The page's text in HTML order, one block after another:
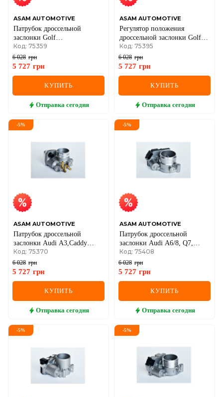
NISSAN
OPEL
PEUGEOT
POLESTAR
RAM
RAVON
RENAULT
SKODA
SMART
SSANGYONG
SUBARU
SUZUKI
TESLA
TOYOTA
ASAM AUTOMOTIVE
Патрубок дроссельной
заслонки Golf
IV,Polo,Seat,Skoda Fabia
1.4/1.6 99- VW
Код: 75359
6 028 грн
5 727 грн
КУПИТЬ
Отправка сегодня
ASAM AUTOMOTIVE
Регулятор положения
дроссельной заслонки Golf
IV,Polo,Skoda Octavia 1.4 VW
Код: 75395
6 028 грн
5 727 грн
КУПИТЬ
Отправка сегодня
-5%
ASAM AUTOMOTIVE
Патрубок дроссельной
заслонки Audi A3,Caddy
III,Golf
IV,V,Polo,Touran,Skoda
Octavia 1.6 VW
Код: 75370
6 028 грн
5 727 грн
КУПИТЬ
Отправка сегодня
-5%
ASAM AUTOMOTIVE
Патрубок дроссельной
заслонки Audi A6/8, Q7,
Touareg 2.7/3.0TDI 04-VW
Код: 75408
6 028 грн
5 727 грн
КУПИТЬ
Отправка сегодня
-5% -5%